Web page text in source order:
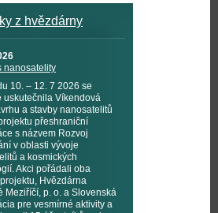
z hvězdárny
nanosatelity
10. – 12. 7 2026 se
uskutečnila Víkendová
a stavby nanosatelitů
přeshraniční
s názvem Rozvoj
v oblasti vývoje
a kosmických
Akci pořádali oba
Hvězdárna
Meziříčí, p. o. a Slovenská
pre vesmírné aktivity a